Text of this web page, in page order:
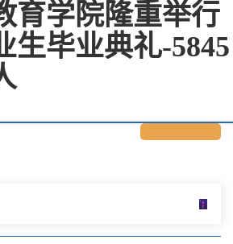
育学院隆重举行
生毕业典礼-5845